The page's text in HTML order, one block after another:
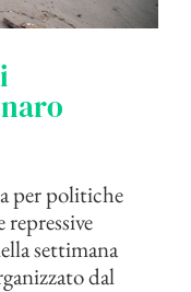
per politiche
settimana
dal